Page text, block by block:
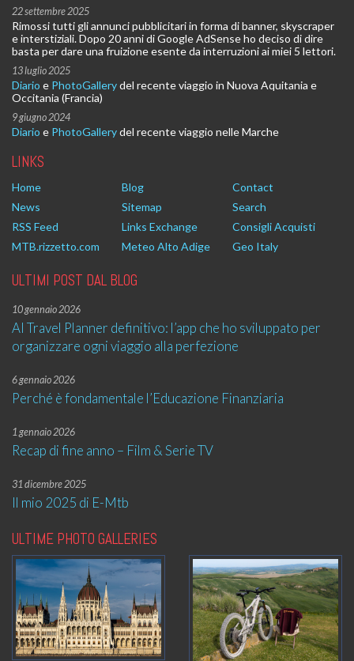
22 settembre 2025
Rimossi tutti gli annunci pubblicitari in forma di banner, skyscraper
e interstiziali. Dopo 20 anni di Google AdSense ho deciso di dire
basta per dare una fruizione esente da interruzioni ai miei 5 lettori.
13 luglio 2025
Diario e PhotoGallerydel recente viaggio in Nuova Aquitania e
Occitania (Francia)
9 giugno 2024
Diario e PhotoGallerydel recente viaggio nelle Marche
LINKS
Home Blog
Contact
News
Sitemap
Search
RSS Feed
Links Exchange
Consigli Acquisti
MTB.rizzetto.com
Meteo Alto Adige Geo Italy
ULTIMI POST DAL BLOG
10 gennaio 2026
AI Travel Planner definitivo: l’app che ho sviluppato per
organizzare ogni viaggio alla perfezione
6 gennaio 2026
Perché è fondamentale l’Educazione Finanziaria
1 gennaio 2026
Recap di fine anno – Film & Serie TV
31 dicembre 2025
Il mio 2025 di E-Mtb
ULTIME PHOTO GALLERIES